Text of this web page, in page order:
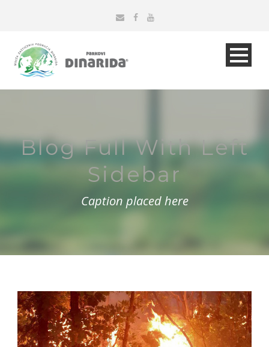
Blog Full With Left
Sidebar
Caption placed here